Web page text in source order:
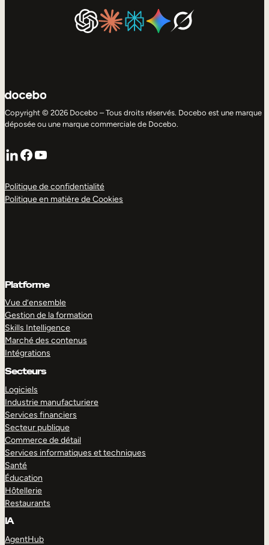
Copyright © 2026 Docebo – Tous droits réservés. Docebo est une marque
déposée ou une marque commerciale de Docebo.
LinkedIn
Facebook
YouTube
Politique de confidentialité
Politique en matière de Cookies
Platforme
Vue d’ensemble
Gestion de la formation
Skills Intelligence
Marché des contenus
Intégrations
Secteurs
Logiciels
Industrie manufacturiere
Services financiers
Secteur publique
Commerce de détail
Services informatiques et techniques
Santé
Éducation
Hôtellerie
Restaurants
IA
AgentHub